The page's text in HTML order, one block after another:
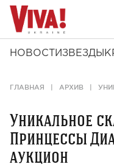
НОВОСТИ ЗВЕЗДЫ
ГЛАВНАЯ АРХИВ
Уникальное
Принцессы
аукцион